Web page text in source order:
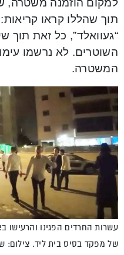
למקום הוזמנה משטרה,
תוך שהללו קראו קריאות:
“געוואלד”, כל זאת תוך
השוטרים. לא נרשמו
המשטרה.
עשרות החרדים הפגינו והרעישו